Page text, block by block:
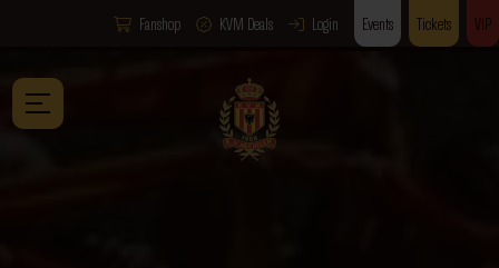
Fanshop KVM Deals Login Events Tickets VIP